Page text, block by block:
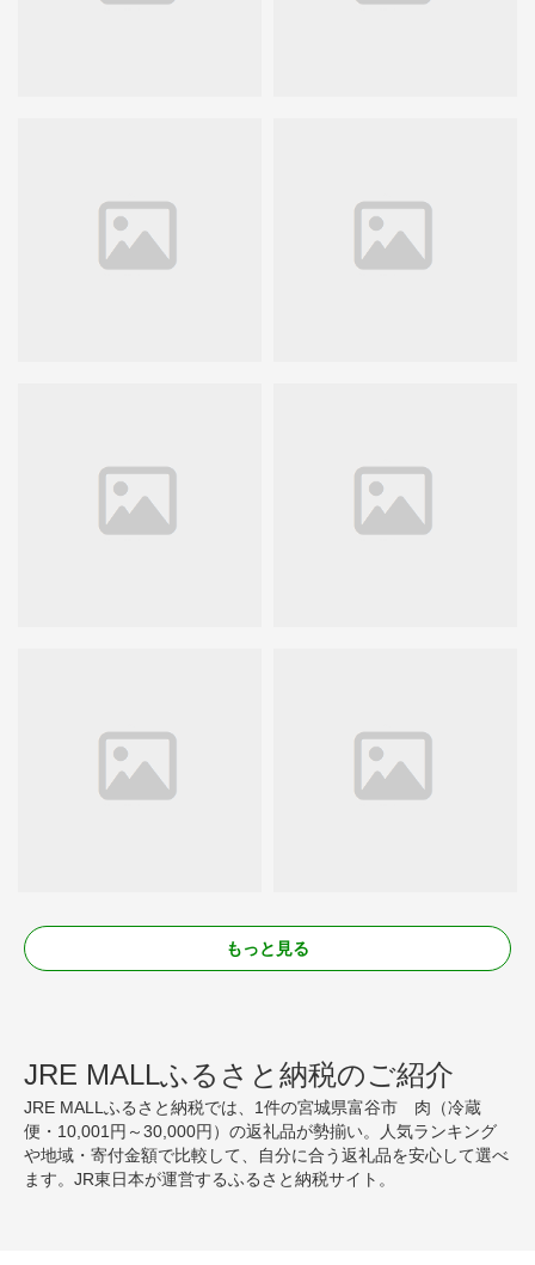
もっと見る
JRE MALLふるさと納税のご紹介
JRE MALLふるさと納税では、1件の宮城県富谷市 肉（冷蔵
便・10,001円～30,000円）の返礼品が勢揃い。人気ランキング
や地域・寄付金額で比較して、自分に合う返礼品を安心して選べ
ます。JR東日本が運営するふるさと納税サイト。